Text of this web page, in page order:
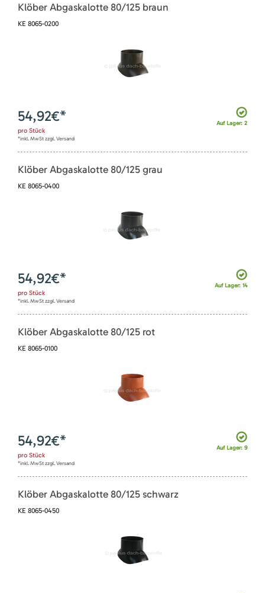
Klöber Abgaskalotte 80/125 braun
KE 8065-0200
Auf Lager: 2
54,92€*
pro Stück
*inkl. MwSt zzgl. Versand
Klöber Abgaskalotte 80/125 grau
KE 8065-0400
Auf Lager: 14
54,92€*
pro Stück
*inkl. MwSt zzgl. Versand
Klöber Abgaskalotte 80/125 rot
KE 8065-0100
Auf Lager: 9
54,92€*
pro Stück
*inkl. MwSt zzgl. Versand
Klöber Abgaskalotte 80/125 schwarz
KE 8065-0450